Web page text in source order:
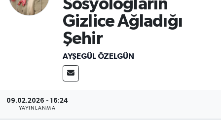
Sosyologların
Gizlice Ağladığı
Şehir
AYŞEGÜL ÖZELGÜN
09.02.2026 - 16:24
YAYINLANMA